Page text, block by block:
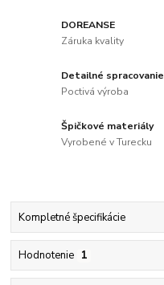
DOREANSE
Záruka kvality
Detailné spracovanie
Poctivá výroba
Špičkové materiály
Vyrobené v Turecku
Kompletné špecifikácie
Hodnotenie 1